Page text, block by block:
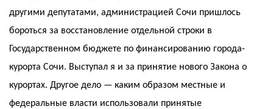
другими депутатами, администрацией Сочи пришлось
бороться за восстановление отдельной строки в
Государственном бюджете по финансированию города-
курорта Сочи. Выступал я и за принятие нового Закона о
курортах. Другое дело — каким образом местные и
федеральные власти использовали принятые